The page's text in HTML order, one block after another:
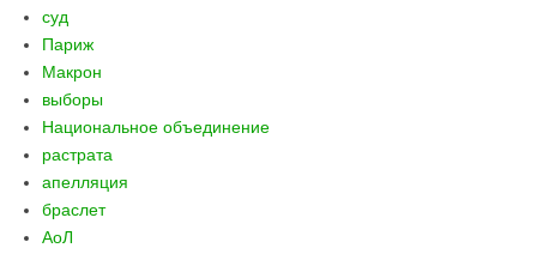
суд
Париж
Макрон
выборы
Национальное объединение
растрата
апелляция
браслет
АоЛ